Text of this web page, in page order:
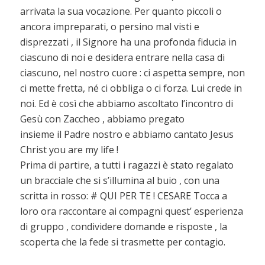
arrivata la sua vocazione. Per quanto piccoli o
ancora impreparati, o persino mal visti e
disprezzati , il Signore ha una profonda fiducia in
ciascuno di noi e desidera entrare nella casa di
ciascuno, nel nostro cuore : ci aspetta sempre, non
ci mette fretta, né ci obbliga o ci forza. Lui crede in
noi. Ed è così che abbiamo ascoltato l’incontro di
Gesù con Zaccheo , abbiamo pregato
insieme il Padre nostro e abbiamo cantato Jesus
Christ you are my life !
Prima di partire, a tutti i ragazzi è stato regalato
un bracciale che si s’illumina al buio , con una
scritta in rosso: # QUI PER TE ! CESARE Tocca a
loro ora raccontare ai compagni quest’ esperienza
di gruppo , condividere domande e risposte , la
scoperta che la fede si trasmette per contagio.